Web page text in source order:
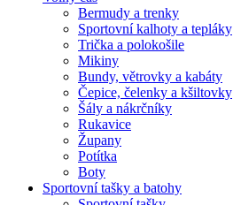
Bermudy a trenky
Sportovní kalhoty a tepláky
Trička a polokošile
Mikiny
Bundy, větrovky a kabáty
Čepice, čelenky a kšiltovky
Šály a nákrčníky
Rukavice
Župany
Potítka
Boty
Sportovní tašky a batohy